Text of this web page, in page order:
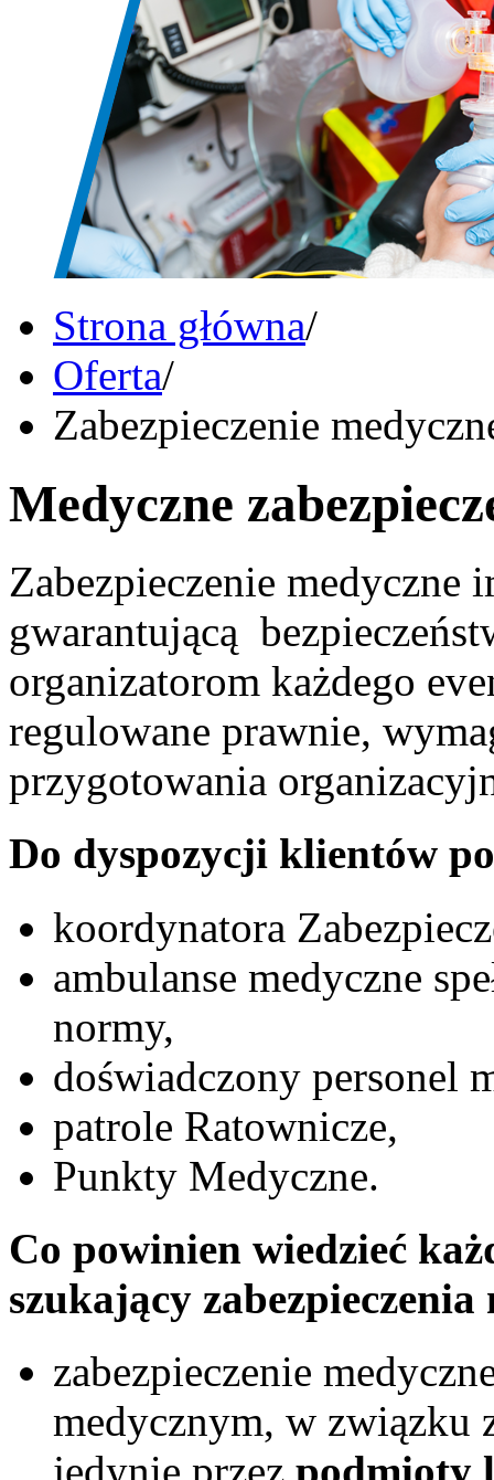
Strona główna/
Oferta/
Zabezpieczenie
Medyczne
Zabezpieczenie medyczne
gwarantującą
organizatorom każdego
regulowane prawnie,
przygotowania
Do dyspozycji klientów
koordynatora
ambulanse medyczne
normy,
doświadczony personel
patrole Ratownicze,
Punkty Medyczne.
Co powinien wiedzieć
szukający
zabezpieczenie
medycznym, w związku